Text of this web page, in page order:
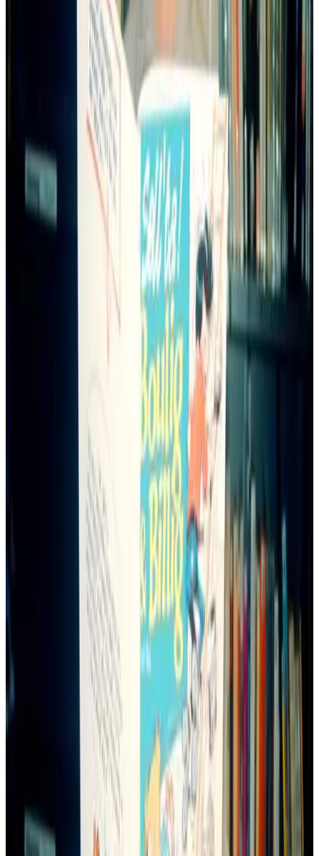
: association
: bande dessinée
: Internet
Tammoù gerioù e galleg
Le premier album de Boule & Bill en breton a eu un tel succès que
ses traducteurs se sont attelés à la traduction du tout dernier album.
Dans un breton accessible à tous, vous aurez sûrement du plaisir à
lire ce deuxième album. En espérant que les autres viendront vite, il
est toujours possible de commander celui-ci chez l'éditeur : Bannoù-
heol, 140, straed Pont-'n-Abad, 29000 Kemper, tél. : 02 98 64 58 96
Personnes en lien avec l'article
Maurice Hamon Arnaud Elégoët